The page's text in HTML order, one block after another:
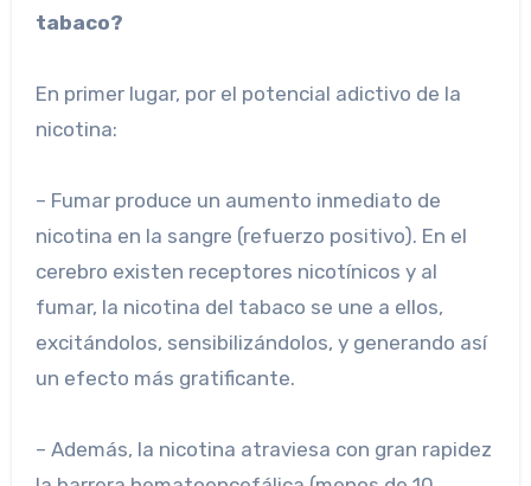
tabaco?
En primer lugar, por el potencial adictivo de la
nicotina:
– Fumar produce un aumento inmediato de
nicotina en la sangre (refuerzo positivo). En el
cerebro existen receptores nicotínicos y al
fumar, la nicotina del tabaco se une a ellos,
excitándolos, sensibilizándolos, y generando así
un efecto más gratificante.
– Además, la nicotina atraviesa con gran rapidez